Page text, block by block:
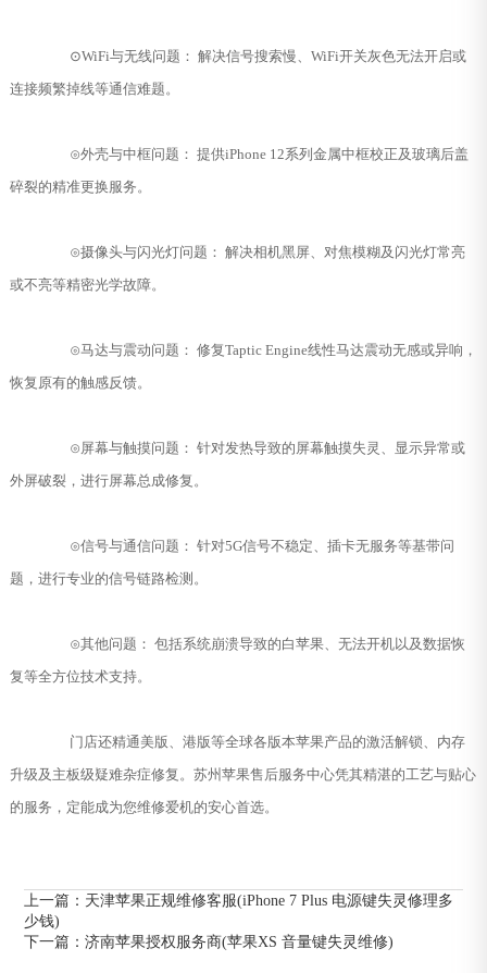
⊙WiFi与无线问题： 解决信号搜索慢、WiFi开关灰色无法开启或
连接频繁掉线等通信难题。
⊙外壳与中框问题： 提供iPhone 12系列金属中框校正及玻璃后盖
碎裂的精准更换服务。
⊙摄像头与闪光灯问题： 解决相机黑屏、对焦模糊及闪光灯常亮
或不亮等精密光学故障。
⊙马达与震动问题： 修复Taptic Engine线性马达震动无感或异响，
恢复原有的触感反馈。
⊙屏幕与触摸问题： 针对发热导致的屏幕触摸失灵、显示异常或
外屏破裂，进行屏幕总成修复。
⊙信号与通信问题： 针对5G信号不稳定、插卡无服务等基带问
题，进行专业的信号链路检测。
⊙其他问题： 包括系统崩溃导致的白苹果、无法开机以及数据恢
复等全方位技术支持。
门店还精通美版、港版等全球各版本苹果产品的激活解锁、内存
升级及主板级疑难杂症修复。苏州苹果售后服务中心凭其精湛的工艺与贴心
的服务，定能成为您维修爱机的安心首选。
上一篇： 天津苹果正规维修客服(iPhone 7 Plus 电源键失灵修理多
少钱)
下一篇：济南苹果授权服务商(苹果XS 音量键失灵维修)